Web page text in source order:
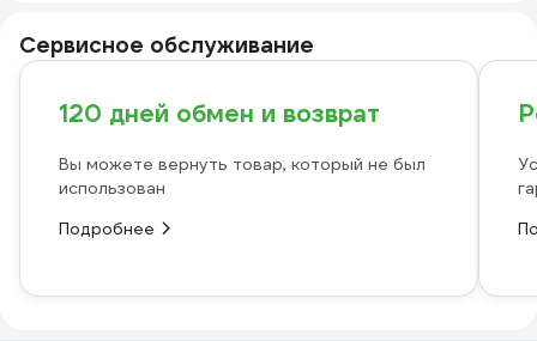
Сервисное обслуживание
120 дней обмен и возврат
Вы можете вернуть товар, который не был
использован
Подробнее